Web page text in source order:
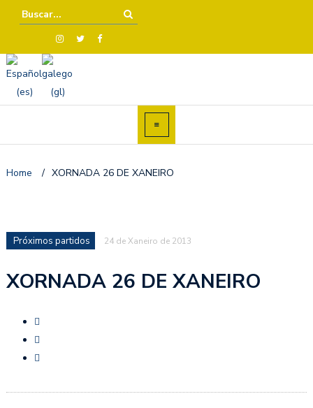
Home / XORNADA 26 DE XANEIRO
Próximos partidos 24 de Xaneiro de 2013
XORNADA 26 DE XANEIRO